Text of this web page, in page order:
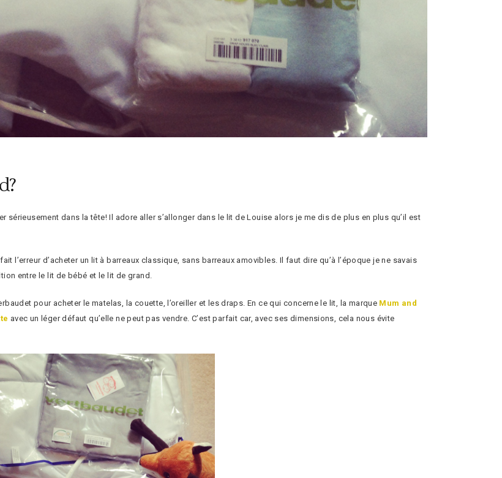
sérieusement dans la tête! Il adore aller s’allonger dans le lit de Louise alors je me dis de plus en plus qu’il est
l’erreur d’acheter un lit à barreaux classique, sans barreaux amovibles. Il faut dire qu’à l’époque je ne savais
entre le lit de bébé et le lit de grand.
pour acheter le matelas, la couette, l’oreiller et les draps. En ce qui concerne le lit, la marque Mum and
avec un léger défaut qu’elle ne peut pas vendre. C’est parfait car, avec ses dimensions, cela nous évite